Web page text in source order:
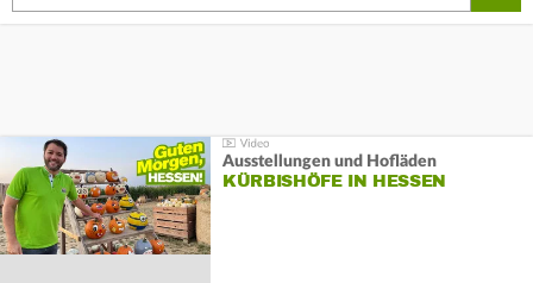
Ausstellungen und Hofläden
KÜRBISHÖFE IN HESSEN